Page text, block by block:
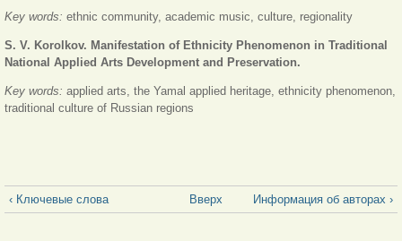
Key words: ethnic community, academic music, culture, regionality
S. V. Korolkov. Manifestation of Ethnicity Phenomenon in Traditional
National Applied Arts Development and Preservation.
Key words: applied arts, the Yamal applied heritage, ethnicity phenomenon,
traditional culture of Russian regions
‹ Ключевые слова Вверх Информация об авторах ›